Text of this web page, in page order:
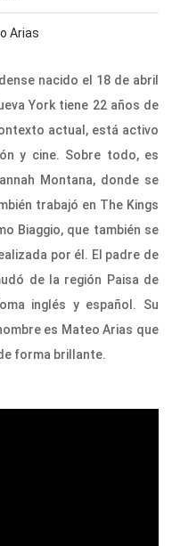
Arias
nacido el 18 de abril
York tiene 22 años de
actual, está activo
y cine. Sobre todo, es
Montana, donde se
trabajó en The Kings
Biaggio, que también se
por él. El padre de
de la región Paisa de
inglés y español. Su
es Mateo Arias que
forma brillante.